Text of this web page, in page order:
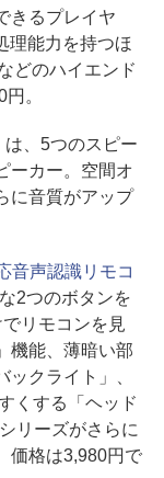
きるプレイヤ
理能力を持つほ
どのハイエンド
。
は、5つのスピー
ーカー。空間オ
に音質がアップ
音声認識リモコ
2つのボタンを
リモコンを見
機能、薄暗い部
クライト」、
くする「ヘッド
リーズがさらに
価格は3,980円で